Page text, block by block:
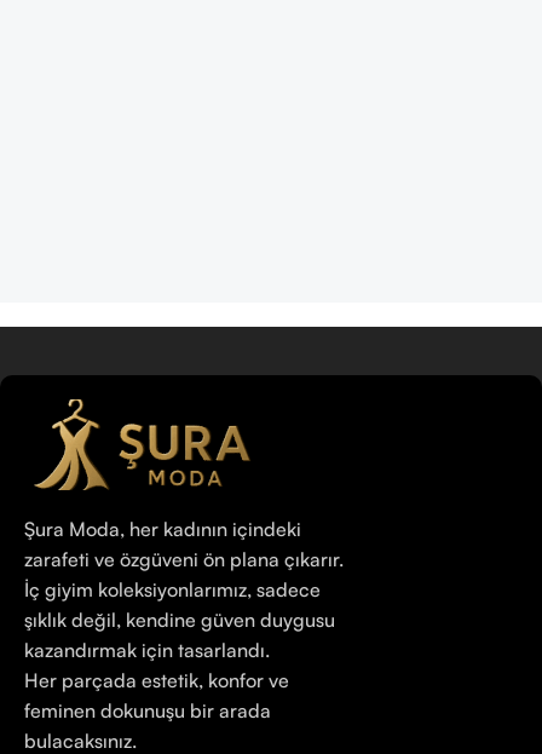
Şura Moda, her kadının içindeki
zarafeti ve özgüveni ön plana çıkarır.
İç giyim koleksiyonlarımız, sadece
şıklık değil, kendine güven duygusu
kazandırmak için tasarlandı.
Her parçada estetik, konfor ve
feminen dokunuşu bir arada
bulacaksınız.